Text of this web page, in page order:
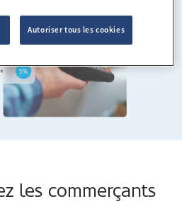
les commerçants
Autoriser tous les cookies